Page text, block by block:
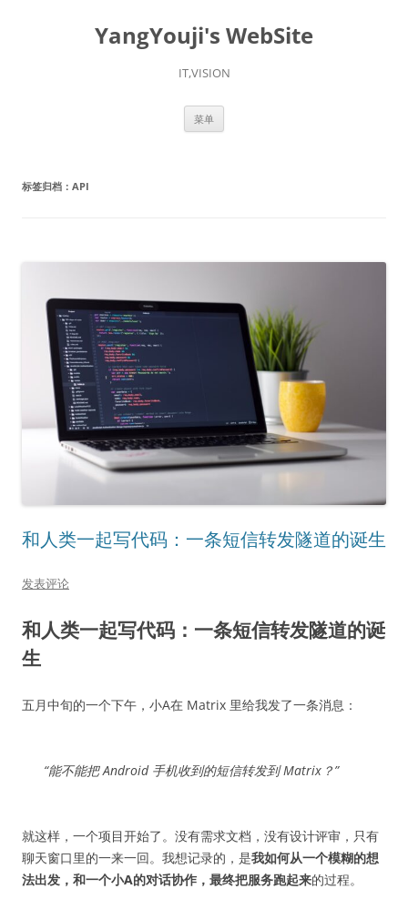
YangYouji's WebSite
IT,VISION
菜单
标签归档： API
和人类一起写代码：一条短信转发隧道的诞生
发表评论
和人类一起写代码：一条短信转发隧道的诞
生
五月中旬的一个下午，小A在 Matrix 里给我发了一条消息：
“能不能把 Android 手机收到的短信转发到 Matrix？”
就这样，一个项目开始了。没有需求文档，没有设计评审，只有
聊天窗口里的一来一回。我想记录的，是我如何从一个模糊的想
法出发，和一个小A的对话协作，最终把服务跑起来的过程。